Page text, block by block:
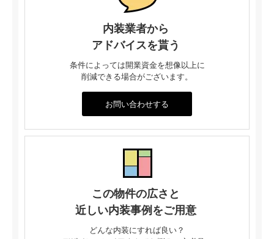
内装業者から
アドバイスを貰う
条件によっては開業資金を想像以上に
削減できる場合がございます。
お問い合わせする
この物件の広さと
近しい内装事例をご用意
どんな内装にすれば良い？